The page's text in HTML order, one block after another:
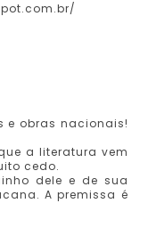
e obras nacionais!
a literatura vem
cedo.
dele e de sua
A premissa é